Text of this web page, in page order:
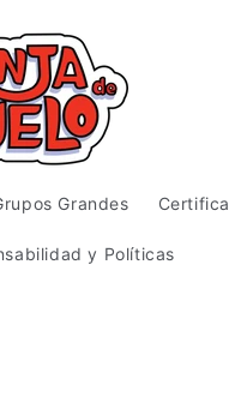
Grandes
y Políticas